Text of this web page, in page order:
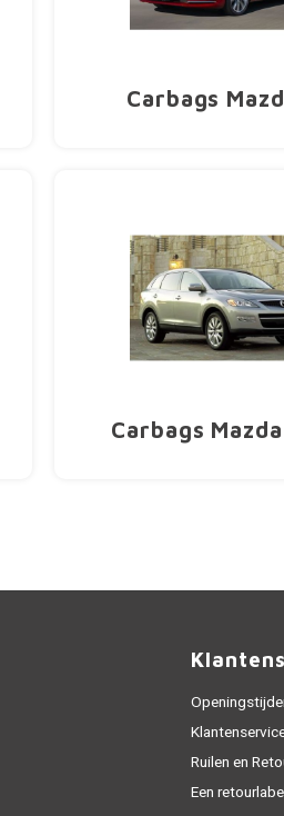
Carbags
Carbags
Ruilen en
Een